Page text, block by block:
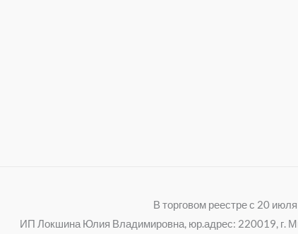
В торговом реестре с 20
ИП Локшина Юлия Владимировна, юр.адрес: 220019, г.